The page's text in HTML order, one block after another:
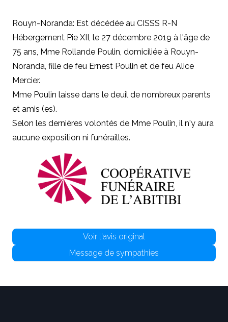
Rouyn-Noranda: Est décédée au CISSS R-N
Hébergement Pie XII, le 27 décembre 2019 à l'âge de
75 ans, Mme Rollande Poulin, domiciliée à Rouyn-
Noranda, fille de feu Ernest Poulin et de feu Alice
Mercier.
Mme Poulin laisse dans le deuil de nombreux parents
et amis (es).
Selon les dernières volontés de Mme Poulin, il n'y aura
aucune exposition ni funérailles.
Voir l'avis original
Message de sympathies